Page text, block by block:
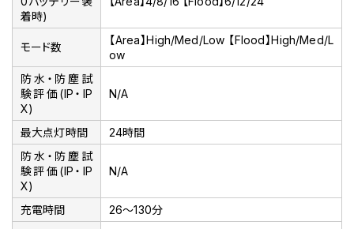
着時)
モード数
【Area】High/Med/Low 【Flood】High/Med/L
ow
防水・防塵試
験評価(IP・IP
X)
N/A
最大点灯時間
24時間
防水・防塵試
験評価(IP・IP
X)
N/A
充電時間 26～130分